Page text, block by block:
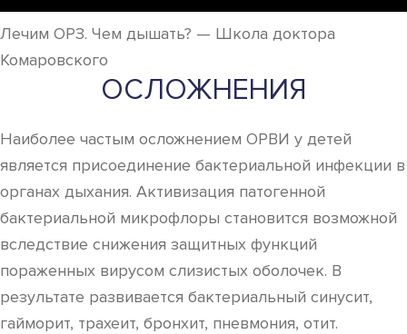
Лечим ОРЗ. Чем дышать? — Школа доктора
Комаровского
ОСЛОЖНЕНИЯ
Наиболее частым осложнением ОРВИ у детей
является присоединение бактериальной инфекции в
органах дыхания. Активизация патогенной
бактериальной микрофлоры становится возможной
вследствие снижения защитных функций
пораженных вирусом слизистых оболочек. В
результате развивается бактериальный синусит,
гайморит, трахеит, бронхит, пневмония, отит.